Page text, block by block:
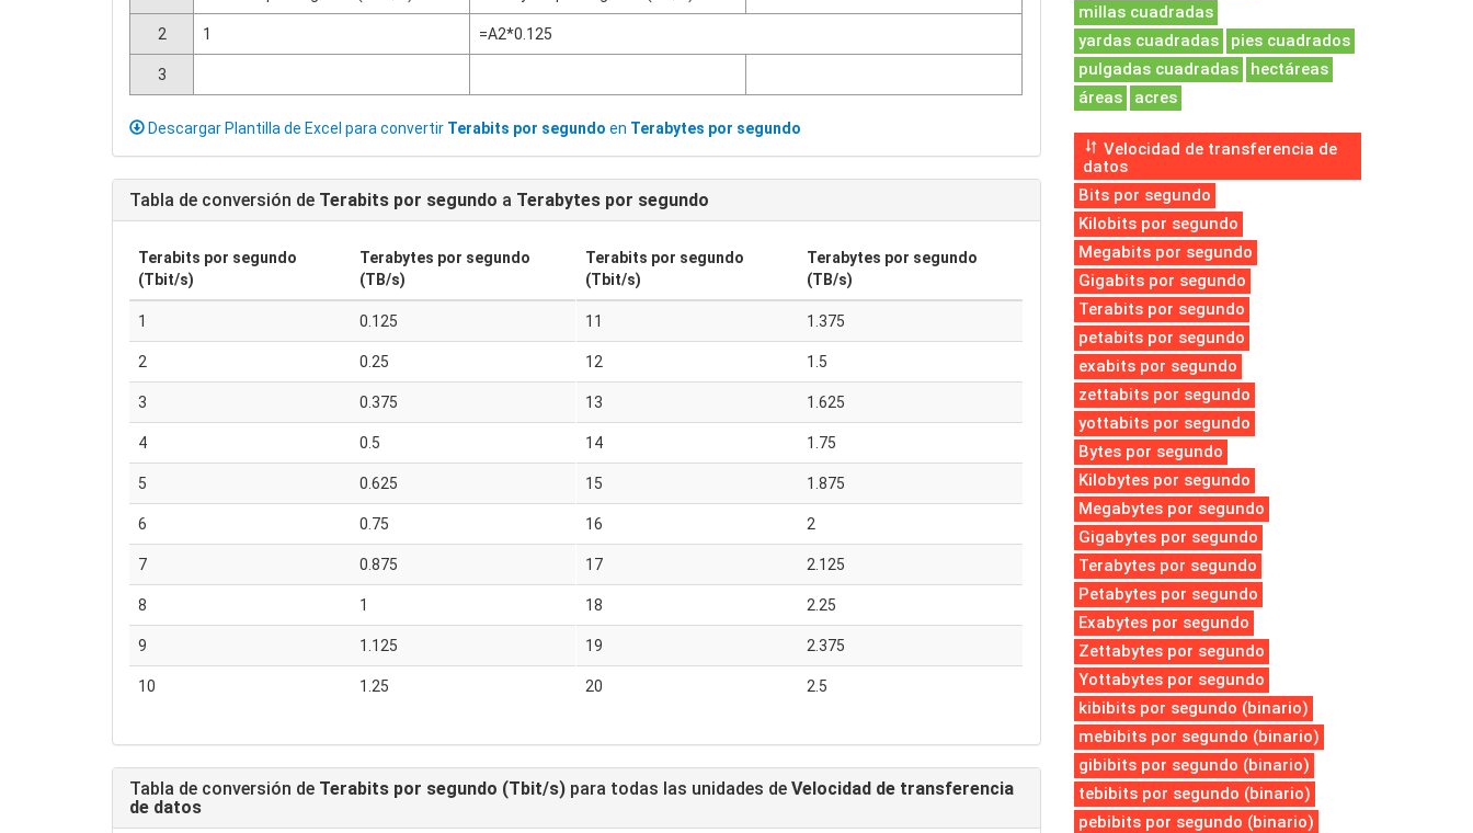
2 1 =A2*0.125
3
Descargar Plantilla de Excel para convertir Terabits por segundo en Terabytes por segundo
Tabla de conversión de Terabits por segundo a Terabytes por segundo
Terabits por segundo
(Tbit/s)
Terabytes por segundo
(TB/s)
1 0.125
2 0.25
3 0.375
4 0.5
5 0.625
6 0.75
7 0.875
8 1
9 1.125
10 1.25
Terabits por segundo
(Tbit/s)
Terabytes por segundo
(TB/s)
11 1.375
12 1.5
13 1.625
14 1.75
15 1.875
16 2
17 2.125
18 2.25
19 2.375
20 2.5
Tabla de conversión de Terabits por segundo (Tbit/s) para todas las unidades de Velocidad de transferencia
de datos
millas cuadradas
yardas cuadradas
pies cuadrados
pulgadas cuadradas
hectáreas
áreas
acres
Velocidad de transferencia de
datos
Bits por segundo
Kilobits por segundo
Megabits por segundo
Gigabits por segundo
Terabits por segundo
petabits por segundo
exabits por segundo
zettabits por segundo
yottabits por segundo
Bytes por segundo
Kilobytes por segundo
Megabytes por segundo
Gigabytes por segundo
Terabytes por segundo
Petabytes por segundo
Exabytes por segundo
Zettabytes por segundo
Yottabytes por segundo
kibibits por segundo (binario)
mebibits por segundo (binario)
gibibits por segundo (binario)
tebibits por segundo (binario)
pebibits por segundo (binario)